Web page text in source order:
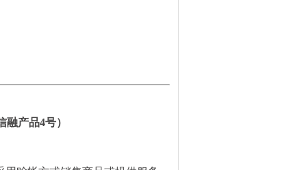
产品4号）